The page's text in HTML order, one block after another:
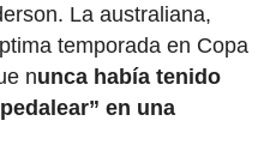
La australiana,
temporada en Copa
nunca había tenido
en una